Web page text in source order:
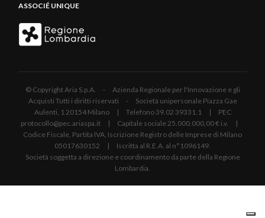
ASSOCIÉ UNIQUE
© Copyright Aria S.p.A. - Azienda Regionale per l'Innovazione e gli
Acquisti Tutti i diritti riservati - Società unipersonale Piazza Gae
Aulenti, 1 20154 Milano | Telefono 39.02 39331.1 | PEC
protocollo@pec.ariaspa.it | Capitale sociale 25.000.000,00 € i.v. |
Codice Fiscale, Partita IVA, Iscrizione Registro delle Imprese di Milano
05017630152 | Iscritta al R.E.A. al n°1096149.
Società soggetta a direzione e coordinamento da parte della Regione
Lombardia.